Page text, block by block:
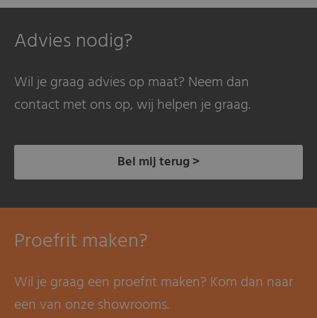
Advies nodig?
Wil je graag advies op maat? Neem dan
contact met ons op, wij helpen je graag.
Bel mij terug >
Proefrit maken?
Wil je graag een proefrit maken? Kom dan naar
een van onze showrooms.